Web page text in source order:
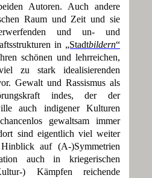
Autoren. Auch andere
Raum und Zeit und sie
und un- und
in „Stadtbildern“
schönen und lehrreichen,
zu stark idealisierenden
Gewalt und Rassismus als
indes, der der
auch indigener Kulturen
gewaltsam immer
sind eigentlich viel weiter
auf (A-)Symmetrien
auch in kriegerischen
) Kämpfen reichende